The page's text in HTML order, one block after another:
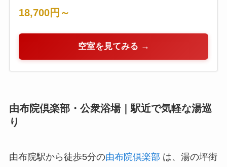
18,700円～
空室を見てみる →
由布院倶楽部・公衆浴場｜駅近で気軽な湯巡
り
由布院駅から徒歩5分の由布院倶楽部 は、湯の坪街